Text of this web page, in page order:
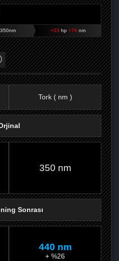
+33 hp +70 nm
Tork ( nm )
350 nm
Sonrası
440 nm
+ %26